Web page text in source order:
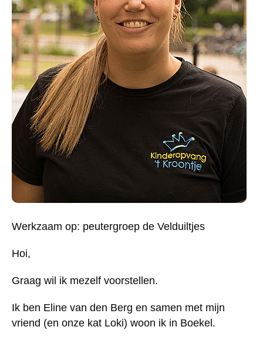
Werkzaam op: peutergroep de Velduiltjes
Hoi,
Graag wil ik mezelf voorstellen.
Ik ben Eline van den Berg en samen met mijn
vriend (en onze kat Loki) woon ik in Boekel.